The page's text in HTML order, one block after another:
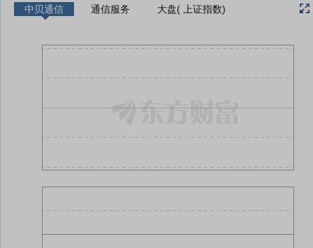
中贝通信 通信服务 大盘( 上证指数)